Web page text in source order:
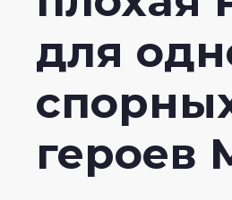
для
героев